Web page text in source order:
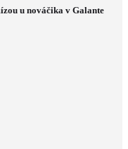
u nováčika v Galante